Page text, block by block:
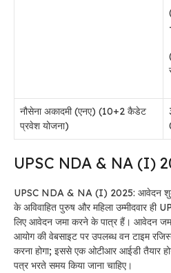
नौसेना अकादमी (एनए) (10+2 कैडेट
प्रवेश योजना)
UPSC NDA & NA (I)
UPSC NDA & NA (I) 2025: आवेदन
के अविवाहित पुरुष और महिला उम्मीदवार
लिए आवेदन जमा करने के पात्र हैं। आवेदन
आयोग की वेबसाइट पर उपलब्ध वन टाइम
करना होगा; इससे एक ओटीआर आईडी तैयार
पत्र भरते समय किया जाना चाहिए।